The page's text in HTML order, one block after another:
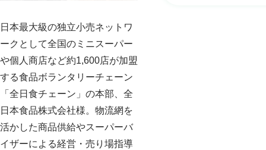
日本最大級の独立小売ネットワ
ークとして全国のミニスーパー
や個人商店など約1,600店が加盟
する食品ボランタリーチェーン
「全日食チェーン」の本部、全
日本食品株式会社様。物流網を
活かした商品供給やスーパーバ
イザーによる経営・売り場指導